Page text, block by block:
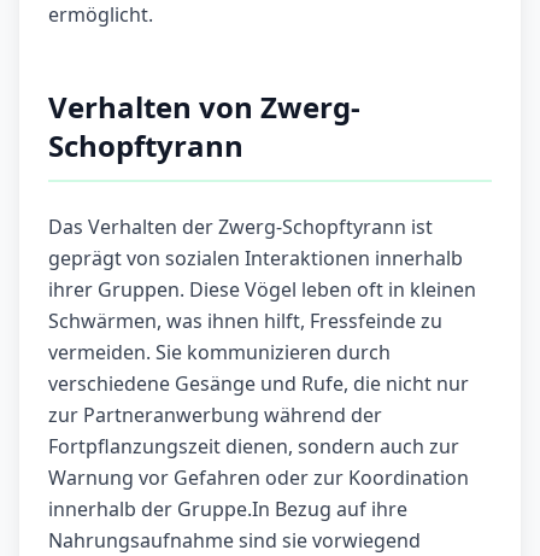
ermöglicht.
Verhalten von Zwerg-
Schopftyrann
Das Verhalten der Zwerg-Schopftyrann ist
geprägt von sozialen Interaktionen innerhalb
ihrer Gruppen. Diese Vögel leben oft in kleinen
Schwärmen, was ihnen hilft, Fressfeinde zu
vermeiden. Sie kommunizieren durch
verschiedene Gesänge und Rufe, die nicht nur
zur Partneranwerbung während der
Fortpflanzungszeit dienen, sondern auch zur
Warnung vor Gefahren oder zur Koordination
innerhalb der Gruppe.In Bezug auf ihre
Nahrungsaufnahme sind sie vorwiegend